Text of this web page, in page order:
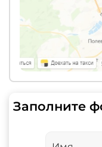
Заполните